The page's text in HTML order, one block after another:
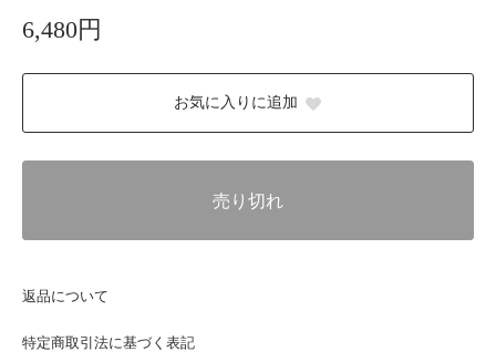
6,480円
お気に入りに追加
売り切れ
返品について
特定商取引法に基づく表記